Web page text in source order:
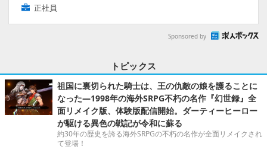
正社員
Sponsored by
トピックス
祖国に裏切られた騎士は、王の仇敵の娘を護ることに
なった―1998年の海外SRPG不朽の名作『幻世録』全
面リメイク版、体験版配信開始。ダーティーヒーロー
が駆ける異色の戦記が令和に蘇る
約30年の歴史を誇る海外SRPGの不朽の名作が全面リメイクされ
て登場！